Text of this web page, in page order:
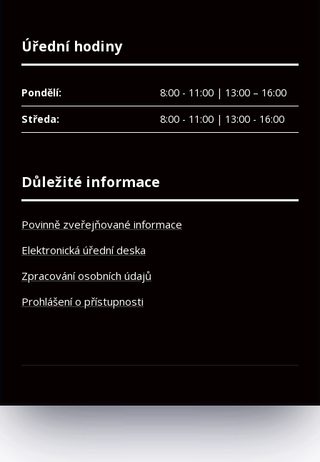
Úřední hodiny
Pondělí:
8:00 - 11:00 | 13:00 – 16:00
Středa:
8:00 - 11:00 | 13:00 - 16:00
Důležité informace
Povinně zveřejňované informace
Elektronická úřední deska
Zpracování osobních údajů
Prohlášení o přístupnosti